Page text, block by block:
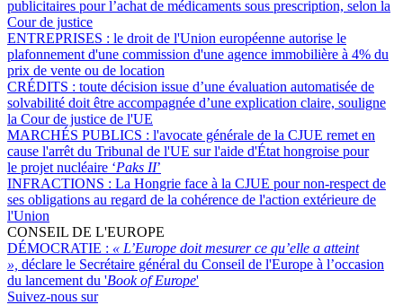
publicitaires pour l’achat de médicaments sous prescription, selon la
Cour de justice
ENTREPRISES : le droit de l'Union européenne autorise le
plafonnement d'une commission d'une agence immobilière à 4% du
prix de vente ou de location
CRÉDITS : toute décision issue d’une évaluation automatisée de
solvabilité doit être accompagnée d’une explication claire, souligne
la Cour de justice de l'UE
MARCHÉS PUBLICS : l'avocate générale de la CJUE remet en
cause l'arrêt du Tribunal de l'UE sur l'aide d'État hongroise pour
le projet nucléaire ‘Paks II’
INFRACTIONS : La Hongrie face à la CJUE pour non-respect de
ses obligations au regard de la cohérence de l'action extérieure de
l'Union
CONSEIL DE L'EUROPE
DÉMOCRATIE : « L’Europe doit mesurer ce qu’elle a atteint
», déclare le Secrétaire général du Conseil de l'Europe à l’occasion
du lancement du 'Book of Europe'
Suivez-nous sur